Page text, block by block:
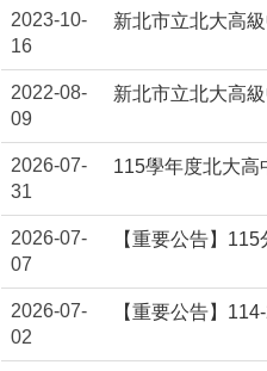
2023-10-
16
新北市立北大高
2022-08-
09
新北市立北大高
2026-07-
31
115學年度北大高
2026-07-
07
【重要公告】
2026-07-
02
【重要公告】